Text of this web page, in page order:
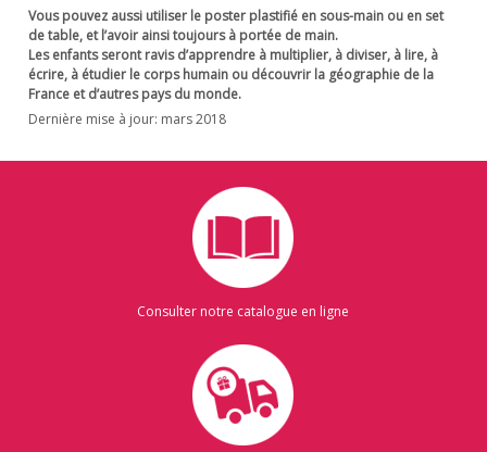
Vous pouvez aussi utiliser le poster plastifié en sous-main ou en set
de table, et l’avoir ainsi toujours à portée de main.
Les enfants seront ravis d’apprendre à multiplier, à diviser, à lire, à
écrire, à étudier le corps humain ou découvrir la géographie de la
France et d’autres pays du monde.
Dernière mise à jour: mars 2018
Consulter notre catalogue en ligne